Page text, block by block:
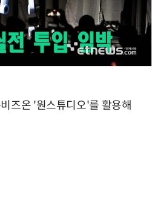
즈온 '원스튜디오'를 활용해